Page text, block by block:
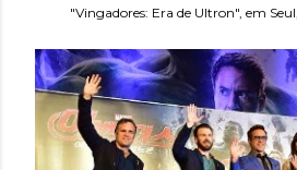
"Vingadores: Era de Ultron", em